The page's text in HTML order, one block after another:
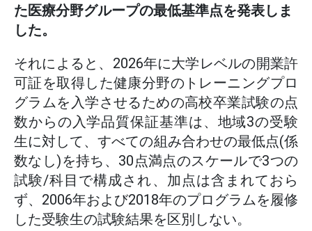
た医療分野グループの最低基準点を発表しま
した。
それによると、2026年に大学レベルの開業許
可証を取得した健康分野のトレーニングプロ
グラムを入学させるための高校卒業試験の点
数からの入学品質保証基準は、地域3の受験
生に対して、すべての組み合わせの最低点(係
数なし)を持ち、30点満点のスケールで3つの
試験/科目で構成され、加点は含まれておら
ず、2006年および2018年のプログラムを履修
した受験生の試験結果を区別しない。